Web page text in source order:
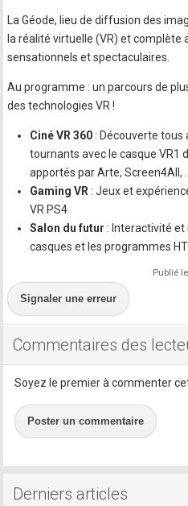
La Géode, lieu de diffusion des
la réalité virtuelle (VR) et complète
sensationnels et spectaculaires.
Au programme : un parcours de
des technologies VR !
Ciné VR 360 : Découverte
tournants avec le casque VR1
apportés par Arte, Screen4All, ...
Gaming VR : Jeux et
VR PS4
Salon du futur : Interactivité et
casques et les programmes
Publié
Signaler une erreur
Commentaires des
Soyez le premier à commenter
Poster un commentaire
Derniers articles